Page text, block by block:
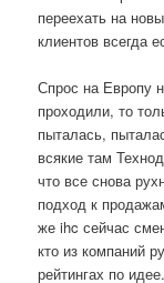
переехать на
клиентов всегда
Спрос на Европу
проходили, то
пыталась,
всякие там
что все снова
подход к
же ihc сейчас
кто из компаний
рейтингах по